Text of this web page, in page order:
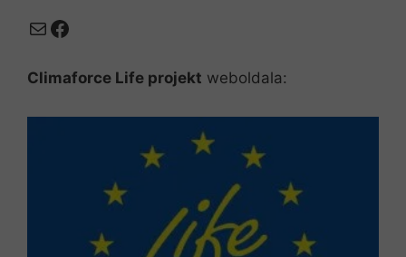
MailFacebook
Climaforce Life projekt weboldala: